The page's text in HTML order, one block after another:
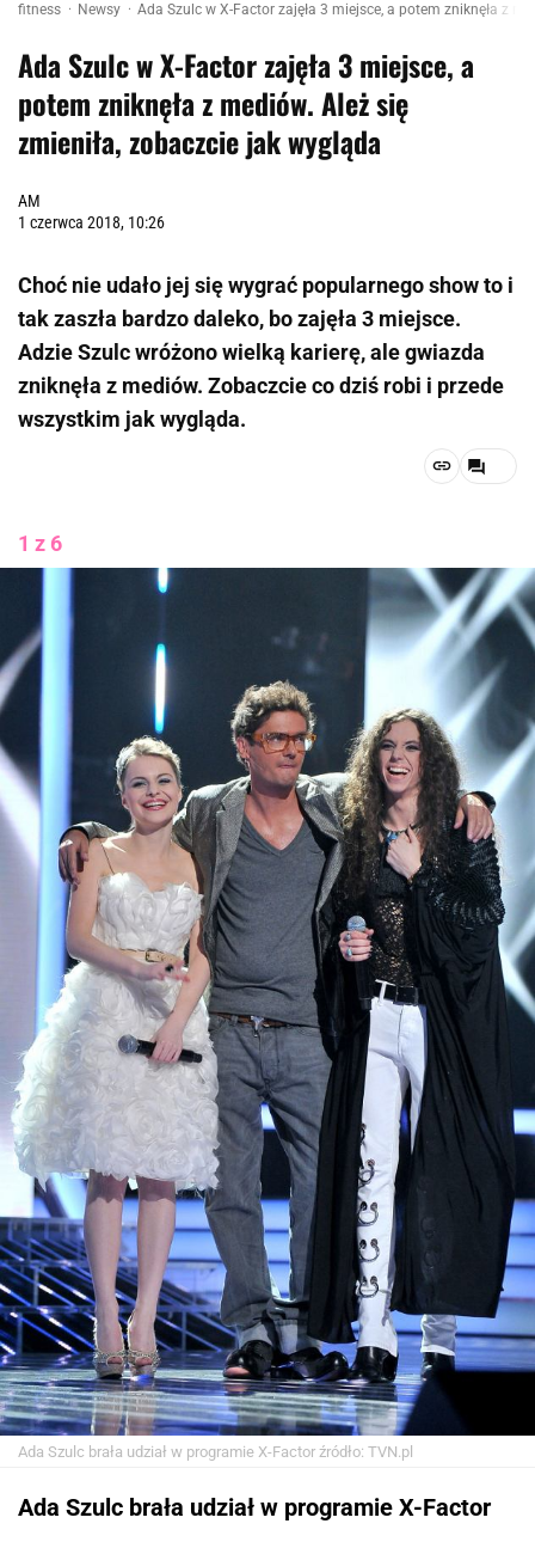
fitness Newsy Ada Szulc w X-Factor zajęła 3 miejsce, a potem zniknęła z
Ada Szulc w X-Factor zajęła 3 miejsce, a
potem zniknęła z mediów. Ależ się
zmieniła, zobaczcie jak wygląda
AM
1 czerwca 2018, 10:26
Choć nie udało jej się wygrać popularnego show to i
tak zaszła bardzo daleko, bo zajęła 3 miejsce.
Adzie Szulc wróżono wielką karierę, ale gwiazda
zniknęła z mediów. Zobaczcie co dziś robi i przede
wszystkim jak wygląda.
1 z 6
Ada Szulc brała udział w programie X-Factor źródło: TVN.pl
Ada Szulc brała udział w programie X-Factor